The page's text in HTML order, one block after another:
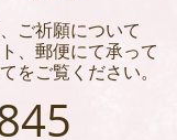
ご祈願について
、郵便にて承って
をご覧ください。